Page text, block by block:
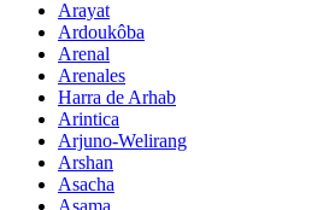
Arayat
Ardoukôba
Arenal
Arenales
Harra de Arhab
Arintica
Arjuno-Welirang
Arshan
Asacha
Asama